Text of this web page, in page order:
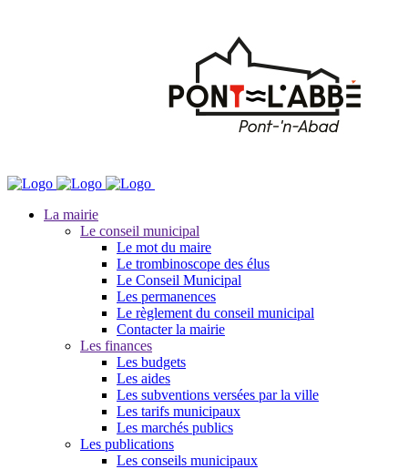
La mairie
Le conseil municipal
Le mot du maire
Le trombinoscope des élus
Le Conseil Municipal
Les permanences
Le règlement du conseil municipal
Contacter la mairie
Les finances
Les budgets
Les aides
Les subventions versées par la ville
Les tarifs municipaux
Les marchés publics
Les publications
Les conseils municipaux